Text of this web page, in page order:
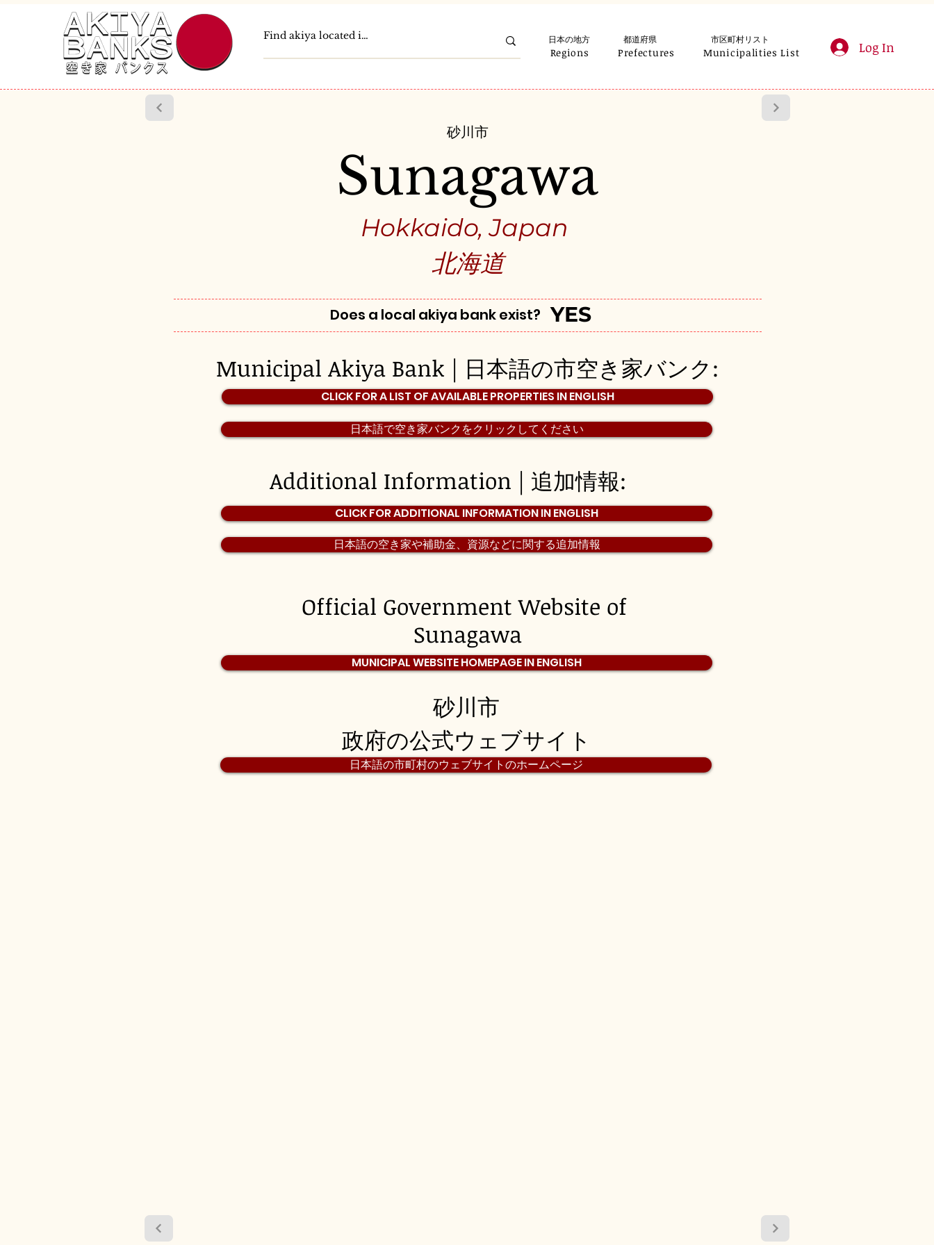
Regions Prefectures Municipalities List Log In
日本の地方 都道府県 市区町村リスト
北海道
日本語の空き家や補助金、資源などに関する追加情報
日本語で空き家バンクをクリックしてください
Does a local akiya bank exist?
Sunagawa
Municipal Akiya Bank | 日本語の市空き家バンク:
Additional Information | 追加情報:
Hokkaido, Japan
CLICK FOR A LIST OF AVAILABLE PROPERTIES IN ENGLISH
CLICK FOR ADDITIONAL INFORMATION IN ENGLISH
Official Government Website of
砂川市
YES
Sunagawa
MUNICIPAL WEBSITE HOMEPAGE IN ENGLISH
砂川市
日本語の市町村のウェブサイトのホームページ
政府の公式ウェブサイト